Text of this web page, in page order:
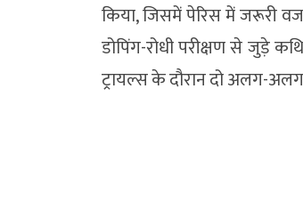
किया, जिसमें पेरिस में जरूरी
डोपिंग-रोधी परीक्षण से जुड़े
ट्रायल्स के दौरान दो अलग-